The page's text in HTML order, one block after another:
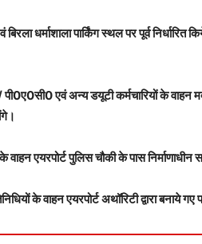
धर्माशाला पार्किंग स्थल पर पूर्व निर्धारित
एवं अन्य डयूटी कर्मचारियों के वाहन
एयरपोर्ट पुलिस चौकी के पास निर्माणाधीन
के वाहन एयरपोर्ट अथॉरिटी द्वारा बनाये गए